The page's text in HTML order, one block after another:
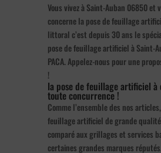
Vous vivez à Saint-Auban 06850 et
concerne la pose de feuillage
littoral c’est depuis 30 ans le
pose de feuillage artificiel à Saint-
PACA. Appelez-nous pour une
!
la pose de feuillage artificiel
toute concurrence !
Comme l’ensemble des nos
feuillage artificiel de grande
comparé aux grillages et services
certaines grandes marques